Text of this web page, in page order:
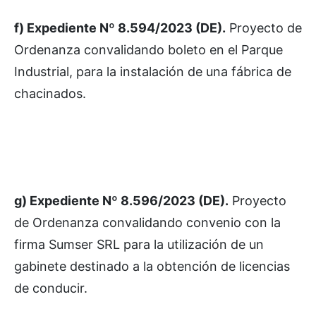
f) Expediente Nº 8.594/2023 (DE). Proyecto de
Ordenanza convalidando boleto en el Parque
Industrial, para la instalación de una fábrica de
chacinados.
g) Expediente Nº 8.596/2023 (DE). Proyecto
de Ordenanza convalidando convenio con la
firma Sumser SRL para la utilización de un
gabinete destinado a la obtención de licencias
de conducir.